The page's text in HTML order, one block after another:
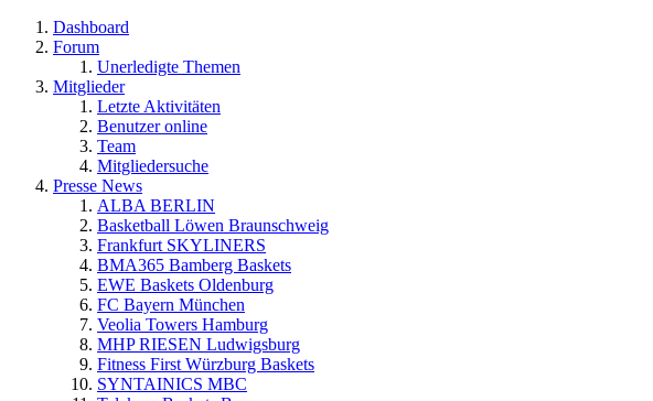
Dashboard
Forum
Unerledigte Themen
Mitglieder
Letzte Aktivitäten
Benutzer online
Team
Mitgliedersuche
Presse News
ALBA BERLIN
Basketball Löwen Braunschweig
Frankfurt SKYLINERS
BMA365 Bamberg Baskets
EWE Baskets Oldenburg
FC Bayern München
Veolia Towers Hamburg
MHP RIESEN Ludwigsburg
Fitness First Würzburg Baskets
SYNTAINICS MBC